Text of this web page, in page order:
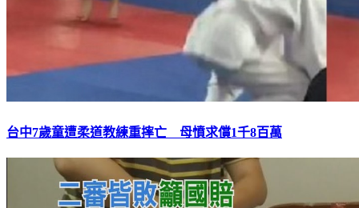
台中7歲童遭柔道教練重摔亡 母憤求償1千8百萬